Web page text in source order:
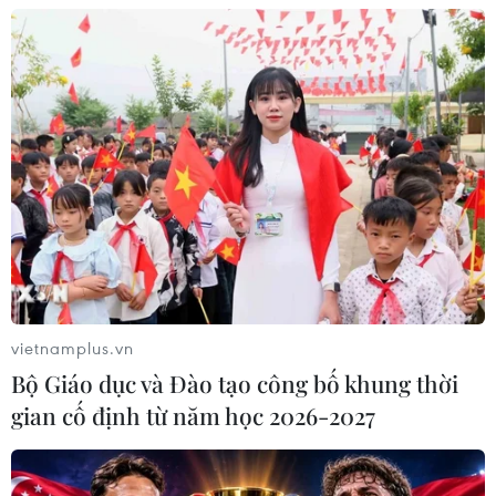
Mục 301
06/08/2026 02:23
Cuba nỗ lực khôi phục hệ thống điện
sau các sự cố toàn quốc
05/08/2026 23:16
Hội đồng Bảo an đánh giá về mối đe
dọa của IS đối với hòa bình, an ninh
quốc tế
quan sau phán quyết của Tòa án Tối
vietnamplus.vn
Bộ Giáo dục và Đào tạo công bố khung thời
gian cố định từ năm học 2026-2027